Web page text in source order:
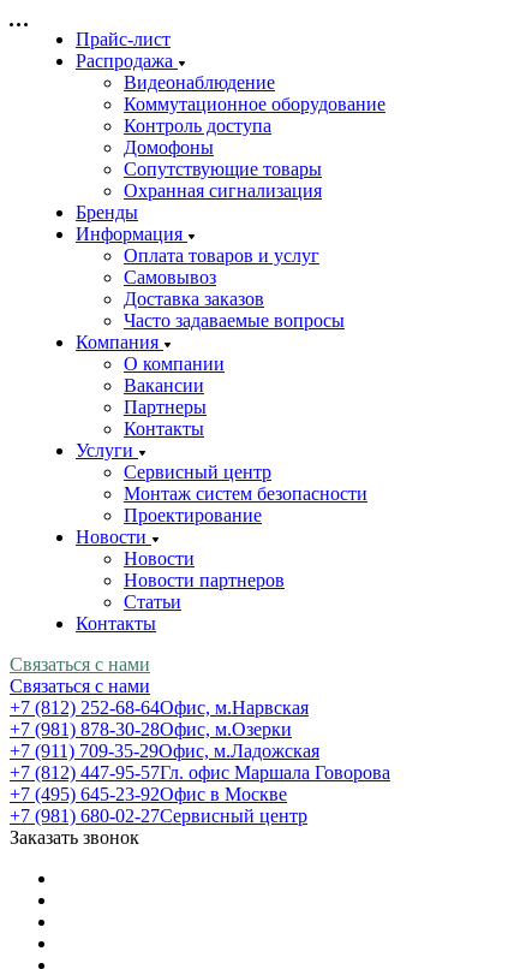
Прайс-лист
Распродажа
Видеонаблюдение
Коммутационное оборудование
Контроль доступа
Домофоны
Сопутствующие товары
Охранная сигнализация
Бренды
Информация
Оплата товаров и услуг
Самовывоз
Доставка заказов
Часто задаваемые вопросы
Компания
О компании
Вакансии
Партнеры
Контакты
Услуги
Сервисный центр
Монтаж систем безопасности
Проектирование
Новости
Новости
Новости партнеров
Статьи
Контакты
Связаться с нами
Связаться с нами
+7 (812) 252-68-64Офис, м.Нарвская
+7 (981) 878-30-28Офис, м.Озерки
+7 (911) 709-35-29Офис, м.Ладожская
+7 (812) 447-95-57Гл. офис Маршала Говорова
+7 (495) 645-23-92Офис в Москве
+7 (981) 680-02-27Сервисный центр
Заказать звонок